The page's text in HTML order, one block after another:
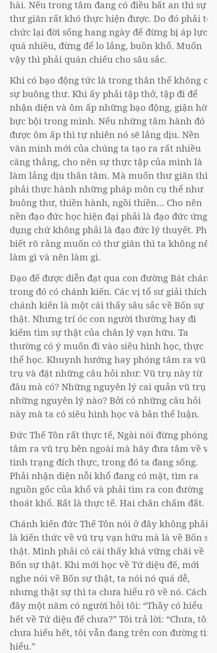
hài. Nếu trong tâm đang có điều bất an thì sự
thư giãn rất khó thực hiện được. Do đó phải tổ
chức lại đời sống hang ngày để đừng bị áp lực
quá nhiều, đừng để lo lắng, buồn khổ. Muốn
vậy thì phải quán chiếu cho sâu sắc.
Khi có bạo động tức là trong thân thể không có
sự buông thư. Khi ấy phải tập thở, tập đi để
nhận diện và ôm ấp những bạo động, giận hờn,
bực bội trong mình. Nếu những tâm hành đó
được ôm ấp thì tự nhiên nó sẽ lắng dịu. Nền
văn minh mới của chúng ta tạo ra rất nhiều
căng thẳng, cho nên sự thực tập của mình là
làm lắng dịu thân tâm. Mà muốn thư giãn thì
phải thực hành những pháp môn cụ thể như
buông thư, thiền hành, ngồi thiền… Cho nên
nền đạo đức học hiện đại phải là đạo đức ứng
dụng chứ không phải là đạo đức lý thuyết. Phải
biết rõ rằng muốn có thư giãn thì ta không nên
làm gì và nên làm gì.
Đạo đế được diễn đạt qua con đường Bát chánh,
trong đó có chánh kiến. Các vị tổ sư giải thích
chánh kiến là một cái thấy sâu sắc về Bốn sự
thật. Nhưng trí óc con người thường hay đi
kiếm tìm sự thật của chân lý vạn hữu. Ta
thường có ý muốn đi vào siêu hình học, thực
thể học. Khuynh hướng hay phóng tâm ra vũ
trụ và đặt những câu hỏi như: Vũ trụ này từ
đâu mà có? Những nguyên lý cai quản vũ trụ là
những nguyên lý nào? Bởi có những câu hỏi
này mà ta có siêu hình học và bản thể luận.
Đức Thế Tôn rất thực tế, Ngài nói đừng phóng
tâm ra vũ trụ bên ngoài mà hãy đưa tâm về với
tình trạng đích thực, trong đó ta đang sống.
Phải nhận diện nỗi khổ đang có mặt, tìm ra
nguồn gốc của khổ và phải tìm ra con đường
thoát khổ. Rất là thực tế. Hai chân chấm đất.
Chánh kiến đức Thế Tôn nói ở đây không phải
là kiến thức về vũ trụ vạn hữu mà là về Bốn sự
thật. Mình phải có cái thấy khá vững chãi về
Bốn sự thật. Khi mới học về Tứ diệu đế, mới
nghe nói về Bốn sự thật, ta nói nó quá dễ,
nhưng thật sự thì ta chưa hiểu rõ về nó. Cách
đây một năm có người hỏi tôi: “Thầy có hiểu
hết về Tứ diệu đế chưa?” Tôi trả lời: “Chưa, tôi
chưa hiểu hết, tôi vẫn đang trên con đường tìm
hiểu.”